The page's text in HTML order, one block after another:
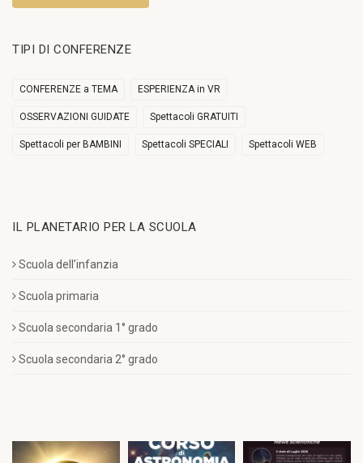
TIPI DI CONFERENZE
CONFERENZE a TEMA ESPERIENZA in VR
OSSERVAZIONI GUIDATE Spettacoli GRATUITI
Spettacoli per BAMBINI Spettacoli SPECIALI Spettacoli WEB
IL PLANETARIO PER LA SCUOLA
Scuola dell’infanzia
Scuola primaria
Scuola secondaria 1° grado
Scuola secondaria 2° grado